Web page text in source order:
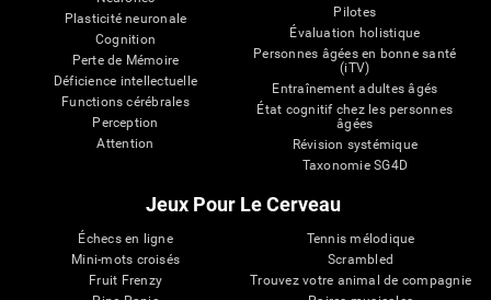
Plasticité neuronale
Cognition
Perte de Mémoire
Déficience intellectuelle
Functions cérébrales
Perception
Attention
Pilotes
Évaluation holistique
Personnes âgées en bonne santé
(iTV)
Entraînement adultes âgés
État cognitif chez les personnes
âgées
Révision systémique
Taxonomie SG4D
Jeux Pour Le Cerveau
Échecs en ligne
Mini-mots croisés
Fruit Frenzy
Tennis mélodique
Scrambled
Trouvez votre animal de compagnie